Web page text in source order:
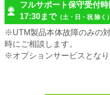
フルサポート保守受付時
17:30まで（土・日・祝 除く）
※UTM製品本体故障のみの
時にご相談します。
※オプションサービスとなり